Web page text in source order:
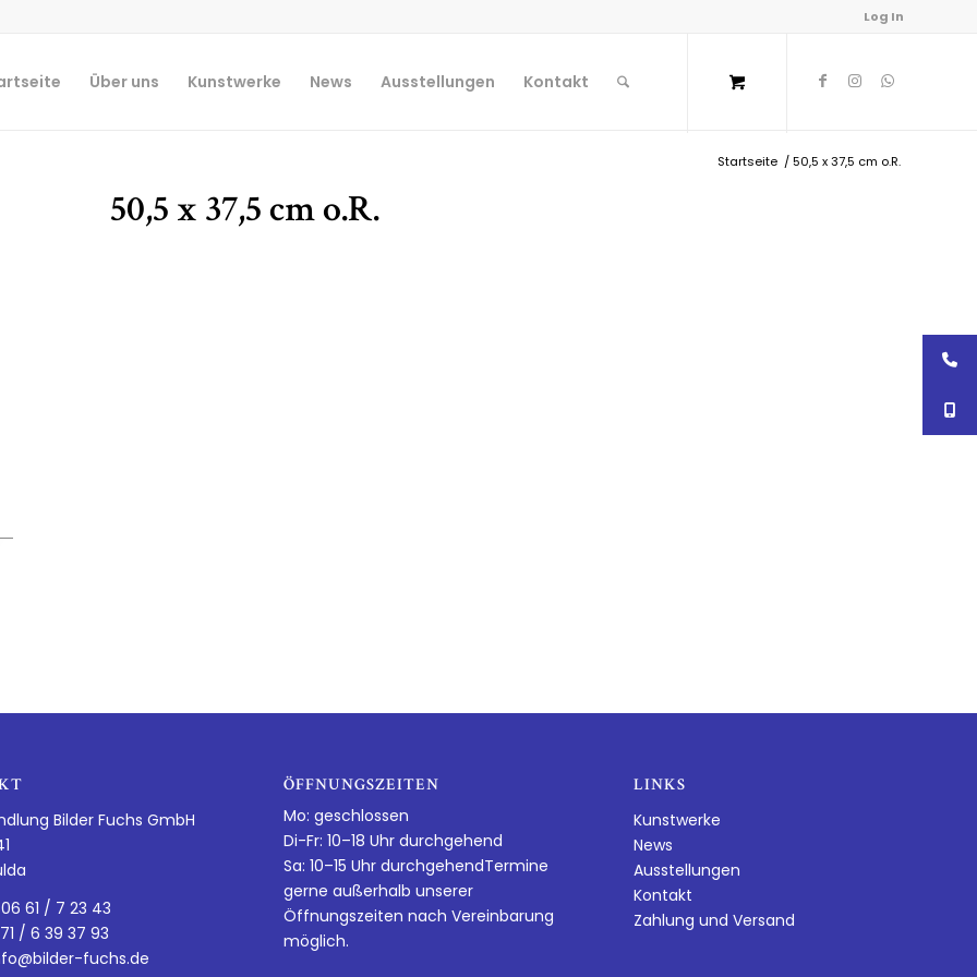
Log In
Über uns Kunstwerke News Ausstellungen Kontakt
Startseite /50,5 x 37,5 cm o.R.
50,5 x 37,5 cm o.R.
Bilder Fuchs GmbH
61 / 7 23 43
/ 6 39 37 93
fuchs.de
ÖFFNUNGSZEITEN
Mo: geschlossen
Di-Fr: 10–18 Uhr durchgehend
Sa: 10–15 Uhr durchgehendTermine
gerne außerhalb unserer
Öffnungszeiten nach Vereinbarung
möglich.
LINKS
Kunstwerke
News
Ausstellungen
Kontakt
Zahlung und Versand